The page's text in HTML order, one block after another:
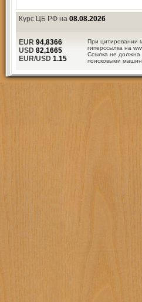
Курс ЦБ РФ на 08.08.2026
При цитировании
гиперссылка на
Ссылка не должна
поисковыми
EUR 94,8366
USD 82,1665
EUR/USD 1.15